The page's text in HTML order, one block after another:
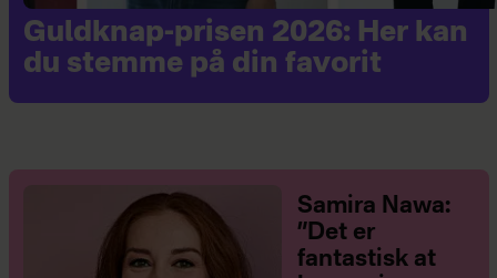
Guldknap-prisen 2026: Her kan
du stemme på din favorit
Samira Nawa:
”Det er
fantastisk at